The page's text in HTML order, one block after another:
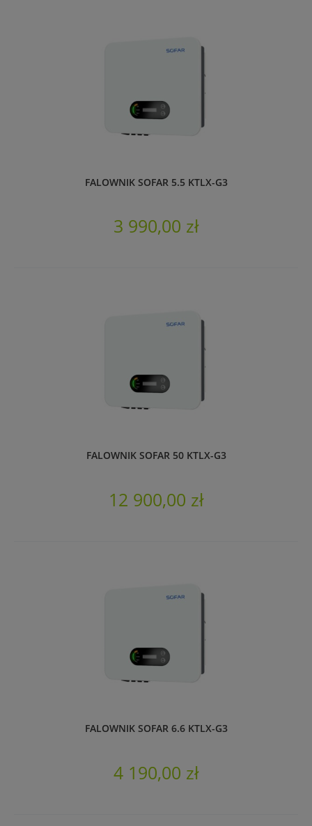
FALOWNIK SOFAR 5.5 KTLX-G3
3 990,00 zł
FALOWNIK SOFAR 50 KTLX-G3
12 900,00 zł
FALOWNIK SOFAR 6.6 KTLX-G3
4 190,00 zł